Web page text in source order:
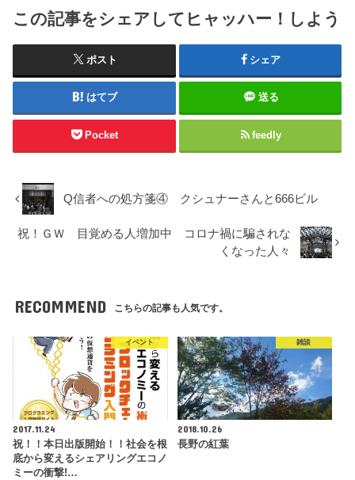
この記事をシェアしてヒャッハー！しよう
ポスト シェア
はてブ 送る
Pocket feedly
Q信者への処方箋④ クシュナーさんと666ビル
祝！ＧＷ 目覚める人増加中 コロナ禍に騙されな
くなった人々
RECOMMEND こちらの記事も人気です。
イベント
2017.11.24
祝！！本日出版開始！！社会を根
底から変えるシェアリングエコノ
ミーの衝撃!…
雑談
2018.10.26
長野の紅葉